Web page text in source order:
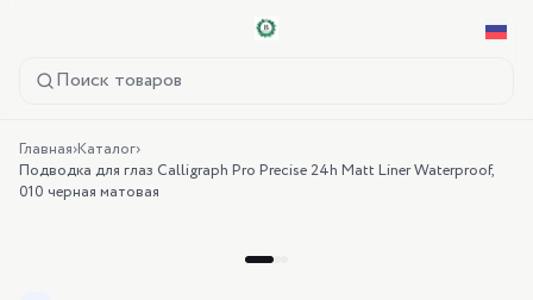
Поиск товаров
Главная›Каталог›
Подводка для глаз Calligraph Pro Precise 24h Matt Liner Waterproof,
010 черная матовая